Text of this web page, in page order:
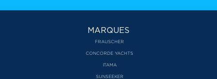
MARQUES
FRAUSCHER
CONCORDE YACHTS
ITAMA
SUNSEEKER